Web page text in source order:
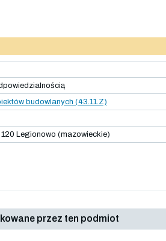
budowlanych (43.11.Z)
Legionowo (mazowieckie)
przez ten podmiot